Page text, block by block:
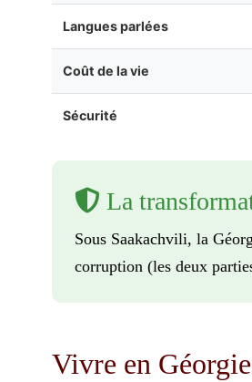
Langues parlées
Coût de la vie
Sécurité
La
Sous Saakachvili, la
corruption (les deux
Vivre en